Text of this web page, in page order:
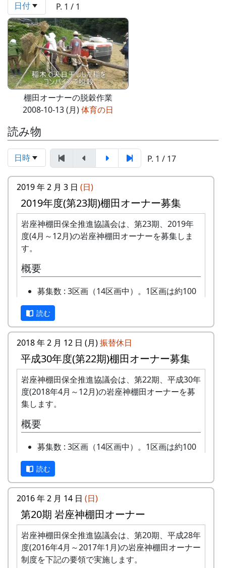
日付 P. 1 / 1
棚田オーナーの脱穀作業
2008-10-13 (月)体育の日
読み物
日時 P. 1 / 17
2019 年 2 月 3 日 (日)
2019年度(第23期)棚田オーナー募集
岩座神棚田保全推進協議会は、第23期、2019年
度(4月～12月)の岩座神棚田オーナーを募集しま
す。
概要
募集数 : 3区画（14区画中）。1区画は約100
平方メートルです。
応募資格 : まじめに農業に取り組み、自然と
ふれあう勇気をお持ちで、地域になじめるか
た。家族や団体でも結構です。
年会費 : 1区画5万円です。
申込み期限 : 2019年3月15日。
選考 : 応募者が募集数を超えた場合は、アン
ケート回答をもとに、当協議会で書類選考さ
せていただきます。
FAXまたはメールでお申し込み下さい（FAX
名、電話番号を明記して下さい）。 折り返
し、詳しい内容と「申し込みアンケート」を
お送りいたしますので、申し込みアンケート
をご返送ください。
申込み・お問合せの窓口
岩座神棚田保全推進協議会事務局
TEL & FAX: 9999-99-9999
携帯: 999-9999-9999
MAIL : mailaddress
読む
2018 年 2 月 12 日 (月)振替休日
平成30年度(第22期)棚田オーナー募集
岩座神棚田保全推進協議会は、第22期、平成30年
度(2018年4月～12月)の岩座神棚田オーナーを募
集します。
概要
募集数 : 3区画（14区画中）。1区画は約100
平方メートルです。
応募資格 : まじめに農業に取り組み、自然と
ふれあう勇気をお持ちで、地域になじめるか
た。家族や団体でも結構です。
年会費 : 1区画5万円です。
申込み期限 : 2018年2月28日。
選考 : 応募者が募集数を超えた場合は、アン
ケート回答をもとに、当協議会で書類選考さ
せていただきます。
読む
2016 年 2 月 14 日 (日)
第20期 岩座神棚田オーナー
岩座神棚田保全推進協議会は、第20期、平成28年
度(2016年4月～2017年1月)の岩座神棚田オーナー
制度を下記の要領で実施します。